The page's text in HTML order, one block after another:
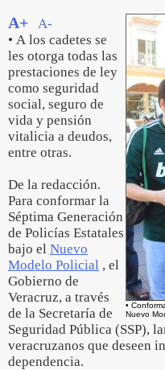
•
Nuevo
A+
A-
• A los cadetes se
les otorga todas las
prestaciones de ley
como seguridad
social, seguro de
vida y pensión
vitalicia a deudos,
entre otras.
De la redacción.
Para conformar la
Séptima Generación
de Policías Estatales
bajo el Nuevo
Modelo Policial , el
Gobierno de
Veracruz, a través
de la Secretaría de
Seguridad Pública (SSP),
veracruzanos que deseen
dependencia.